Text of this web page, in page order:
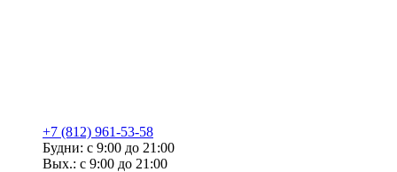
+7 (812) 961-53-58
Будни: с 9:00 до 21:00
Вых.: с 9:00 до 21:00